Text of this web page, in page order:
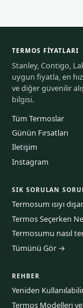
TERMOS FIYATLARI
Stanley, Contigo,
uygun fiyatla, en
ve diğer güvenilir
bilgisi.
Tüm Termoslar
Günün Fırsatları
İletişim
Instagram
SIK SORULAN
Termosum ısıyı
Termos Seçerken
Termosumu nasıl
Tümünü Gör →
REHBER
Yeniden
Termos Modelleri ve